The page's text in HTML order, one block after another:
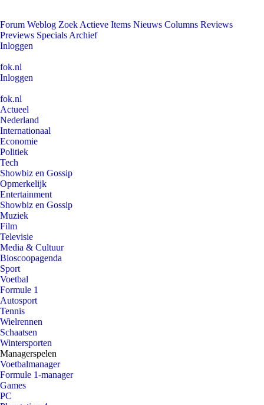
Forum Weblog Zoek Actieve Items Nieuws Columns Reviews
Previews Specials Archief
Inloggen
fok.nl
Inloggen
fok.nl
Actueel
Nederland
Internationaal
Economie
Politiek
Tech
Showbiz en Gossip
Opmerkelijk
Entertainment
Showbiz en Gossip
Muziek
Film
Televisie
Media & Cultuur
Bioscoopagenda
Sport
Voetbal
Formule 1
Autosport
Tennis
Wielrennen
Schaatsen
Wintersporten
Managerspelen
Voetbalmanager
Formule 1-manager
Games
PC